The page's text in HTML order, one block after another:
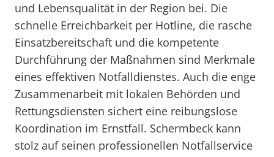
und Lebensqualität in der Region bei. Die
schnelle Erreichbarkeit per Hotline, die rasche
Einsatzbereitschaft und die kompetente
Durchführung der Maßnahmen sind Merkmale
eines effektiven Notfalldienstes. Auch die enge
Zusammenarbeit mit lokalen Behörden und
Rettungsdiensten sichert eine reibungslose
Koordination im Ernstfall. Schermbeck kann
stolz auf seinen professionellen Notfallservice